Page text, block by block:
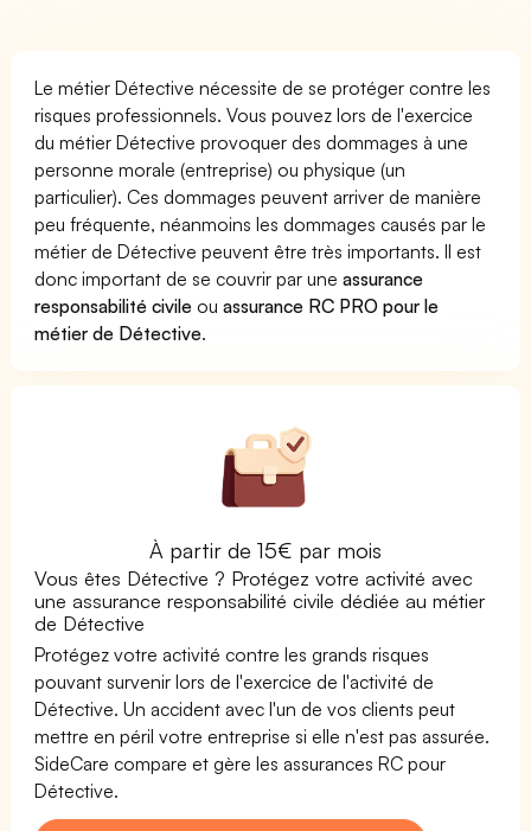
Le métier Détective nécessite de se protéger contre les
risques professionnels. Vous pouvez lors de l'exercice
du métier Détective provoquer des dommages à une
personne morale (entreprise) ou physique (un
particulier). Ces dommages peuvent arriver de manière
peu fréquente, néanmoins les dommages causés par le
métier de Détective peuvent être très importants. Il est
donc important de se couvrir par uneassurance
responsabilité civile ouassurance RC PRO pour le
métier de Détective.
À partir de 15€ par mois
Vous êtes Détective ? Protégez votre activité avec
une assurance responsabilité civile dédiée au métier
de Détective
Protégez votre activité contre les grands risques
pouvant survenir lors de l'exercice de l'activité de
Détective. Un accident avec l'un de vos clients peut
mettre en péril votre entreprise si elle n'est pas assurée.
SideCare compare et gère les assurances RC pour
Détective.